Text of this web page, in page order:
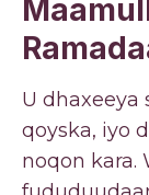
U dhaxeeya
qoyska, iyo
noqon kara.